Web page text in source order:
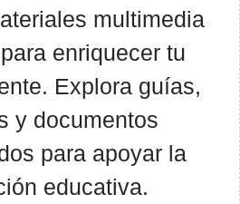
multimedia
enriquecer tu
Explora guías,
y documentos
para apoyar la
educativa.